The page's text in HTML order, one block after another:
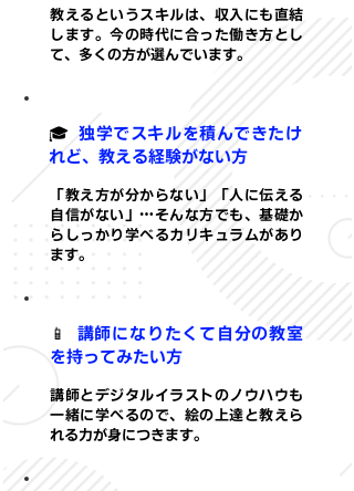
教えるというスキルは、収入にも直結
します。今の時代に合った働き方とし
て、多くの方が選んでいます。
🎓独学でスキルを積んできたけ
れど、教える経験がない方
「教え方が分からない」「人に伝える
自信がない」…そんな方でも、基礎か
らしっかり学べるカリキュラムがあり
ます。
📱 講師になりたくて自分の教室
を持ってみたい方
講師とデジタルイラストのノウハウも
一緒に学べるので、絵の上達と教えら
れる力が身につきます。